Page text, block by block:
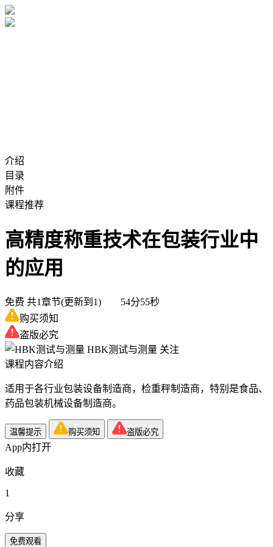
介绍
目录
附件
课程推荐
高精度称重技术在包装行业中
的应用
免费 共1章节(更新到1) 54分55秒
购买须知
盗版必究
HBK测试与测量 关注
课程内容介绍
适用于各行业包装设备制造商，检重秤制造商，特别是食品、
药品包装机械设备制造商。
温馨提示 购买须知 盗版必究
App内打开
收藏
1
分享
免费观看